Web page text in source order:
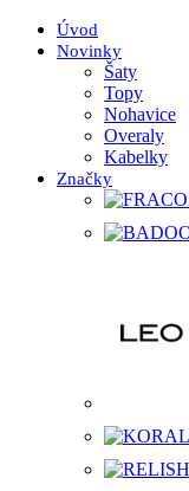
Úvod
Novinky
Šaty
Topy
Nohavice
Overaly
Kabelky
Značky